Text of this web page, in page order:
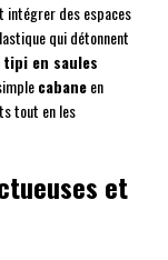
des espaces
qui détonnent
tipi en saules
cabaneen
tout en les
et